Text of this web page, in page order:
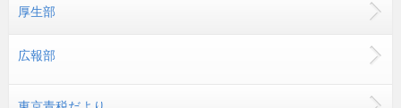
厚生部
広報部